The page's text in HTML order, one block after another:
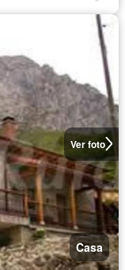
Ver foto
Casa